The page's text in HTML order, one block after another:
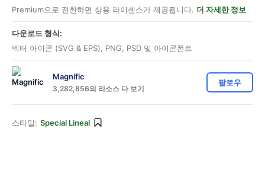
Premium으로 전환하면 상용 라이센스가 제공됩니다. 더 자세한 정보
다운로드 형식:
벡터 아이콘 (SVG & EPS), PNG, PSD 및 아이콘폰트
Magnific
3,282,856의 리소스 다 보기
팔로우
스타일: Special Lineal